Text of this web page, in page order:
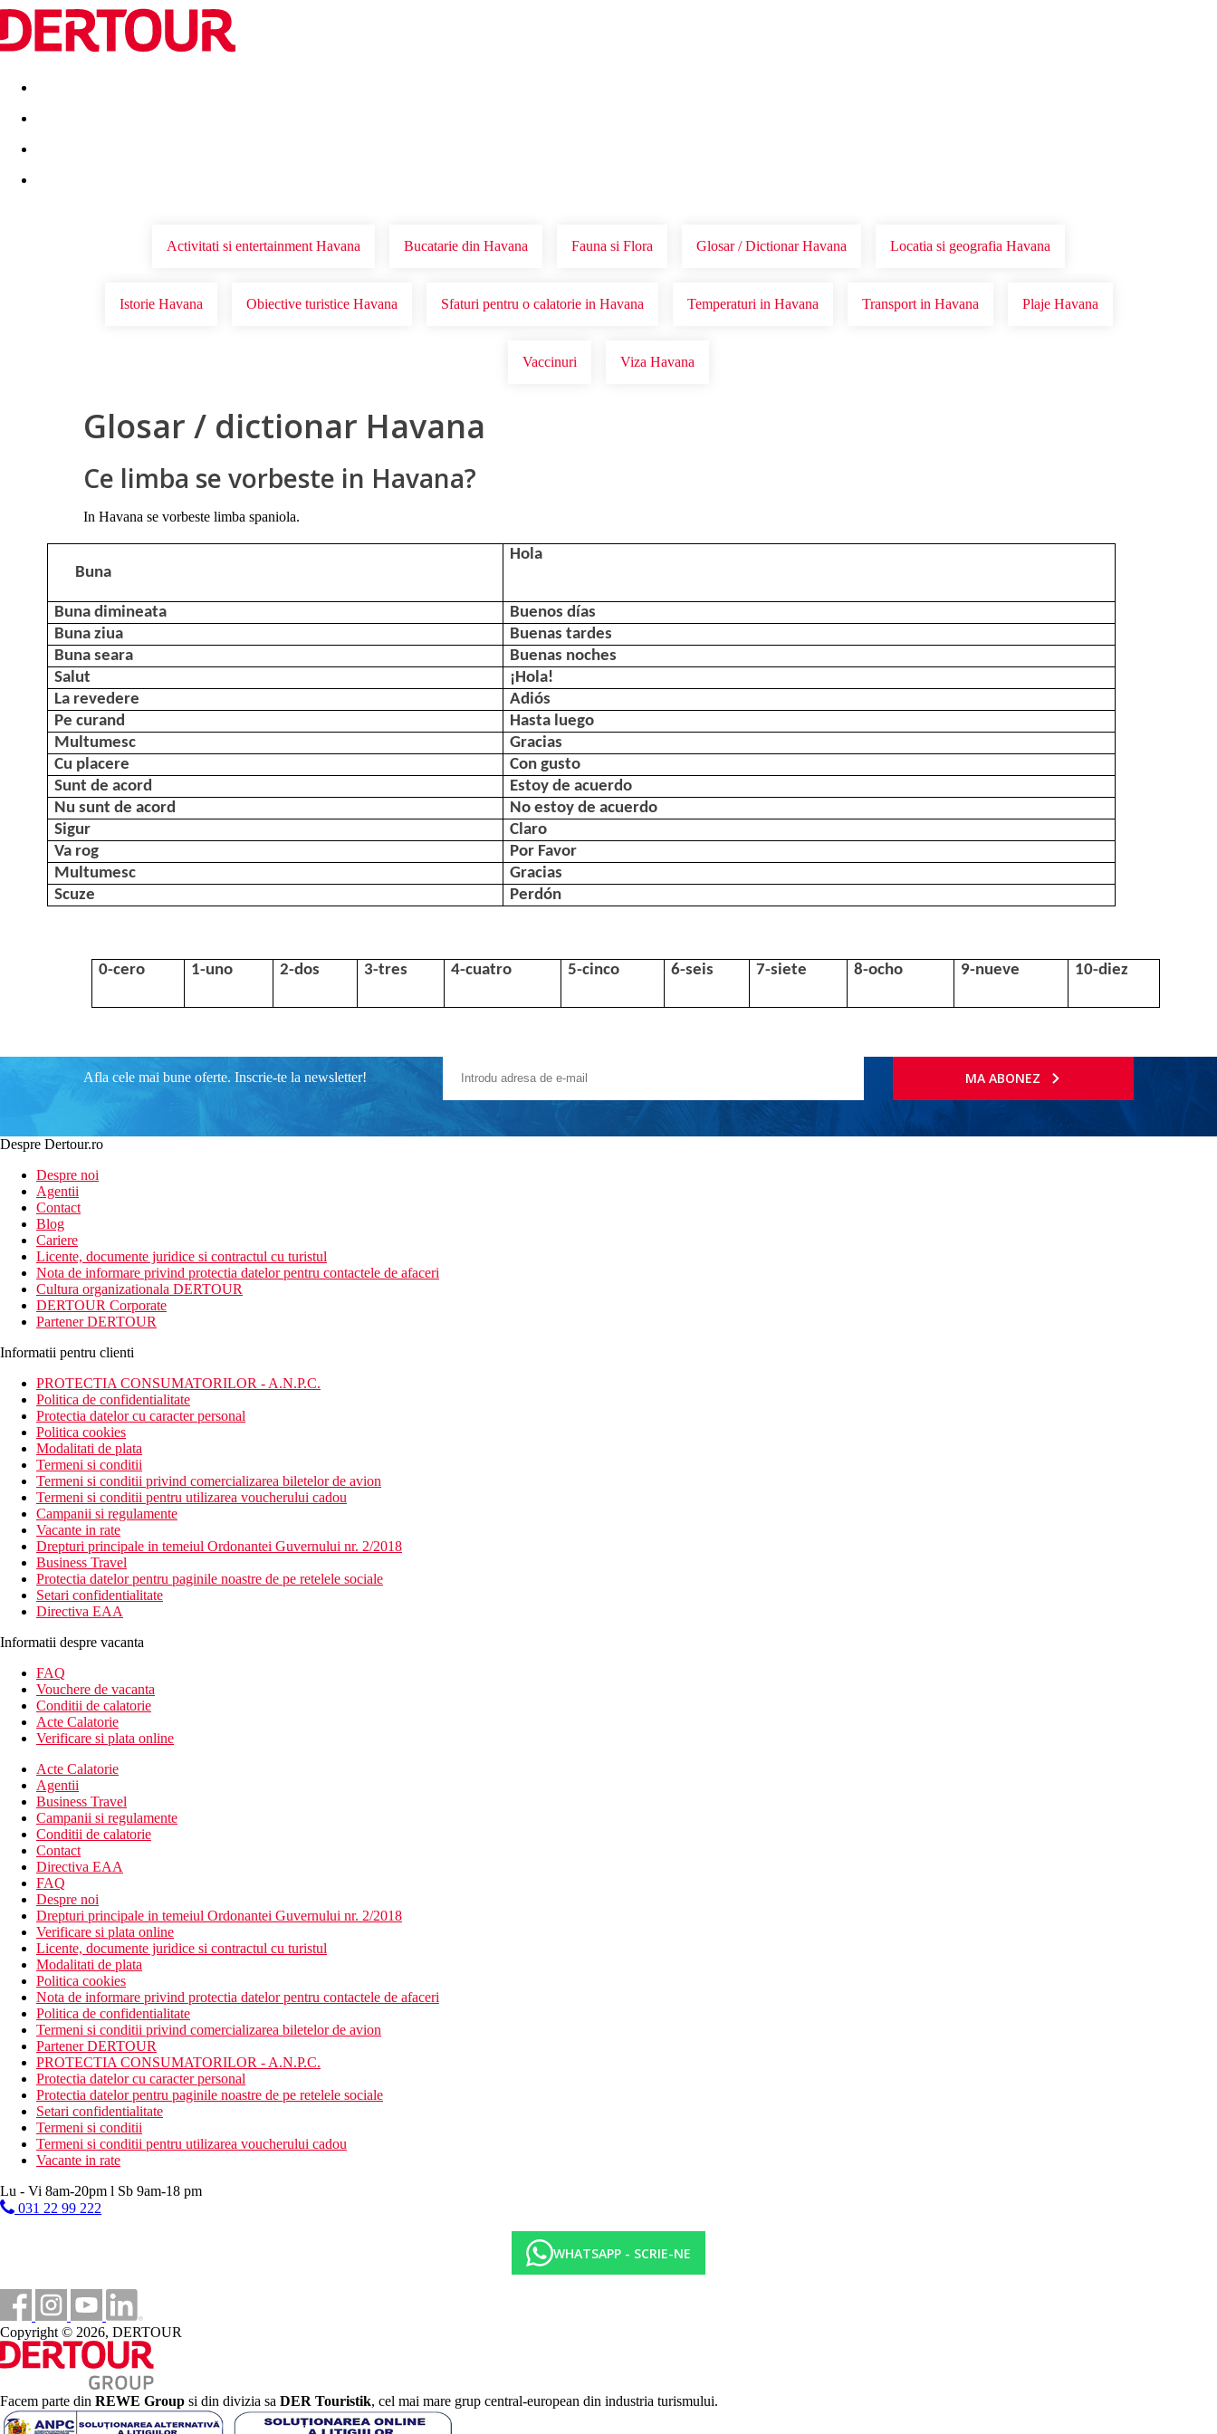
Destinatii Vacanta perfecta OFERTE DE NERATAT
Activitati si entertainment Havana Bucatarie din Havana Fauna si Flora Glosar / Dictionar Havana Locatia si geografia Havana
Istorie Havana Obiective turistice Havana Sfaturi pentru o calatorie in Havana Temperaturi in Havana Transport in Havana Plaje Havana
Vaccinuri Viza Havana
Glosar / dictionar Havana
Ce limba se vorbeste in Havana?
In Havana se vorbeste limba spaniola.
Buna
Hola
Buna dimineata
Buenos días
Buna ziua
Buenas tardes
Buna seara
Buenas noches
Salut
¡Hola!
La revedere
Adiós
Pe curand
Hasta luego
Multumesc
Gracias
Cu placere
Con gusto
Sunt de acord
Estoy de acuerdo
Nu sunt de acord
No estoy de acuerdo
Sigur
Claro
Va rog
Por Favor
Multumesc
Gracias
Scuze
Perdón
0-cero 1-uno 2-dos 3-tres 4-cuatro 5-cinco 6-seis 7-siete 8-ocho 9-nueve 10-diez
Afla cele mai bune oferte. Inscrie-te la newsletter! MA ABONEZ
Despre Dertour.ro
Despre noi
Agentii
Contact
Blog
Cariere
Licente, documente juridice si contractul cu turistul
Nota de informare privind protectia datelor pentru contactele de afaceri
Cultura organizationala DERTOUR
DERTOUR Corporate
Partener DERTOUR
Informatii pentru clienti
PROTECTIA CONSUMATORILOR - A.N.P.C.
Politica de confidentialitate
Protectia datelor cu caracter personal
Politica cookies
Modalitati de plata
Termeni si conditii
Termeni si conditii privind comercializarea biletelor de avion
Termeni si conditii pentru utilizarea voucherului cadou
Campanii si regulamente
Vacante in rate
Drepturi principale in temeiul Ordonantei Guvernului nr. 2/2018
Business Travel
Protectia datelor pentru paginile noastre de pe retelele sociale
Setari confidentialitate
Directiva EAA
Informatii despre vacanta
FAQ
Vouchere de vacanta
Conditii de calatorie
Acte Calatorie
Verificare si plata online
Acte Calatorie
Agentii
Business Travel
Campanii si regulamente
Conditii de calatorie
Contact
Directiva EAA
FAQ
Despre noi
Drepturi principale in temeiul Ordonantei Guvernului nr. 2/2018
Verificare si plata online
Licente, documente juridice si contractul cu turistul
Modalitati de plata
Politica cookies
Nota de informare privind protectia datelor pentru contactele de afaceri
Politica de confidentialitate
Termeni si conditii privind comercializarea biletelor de avion
Partener DERTOUR
PROTECTIA CONSUMATORILOR - A.N.P.C.
Protectia datelor cu caracter personal
Protectia datelor pentru paginile noastre de pe retelele sociale
Setari confidentialitate
Termeni si conditii
Termeni si conditii pentru utilizarea voucherului cadou
Vacante in rate
Lu - Vi 8am-20pm l Sb 9am-18 pm
031 22 99 222
WHATSAPP - SCRIE-NE
Copyright © 2026, DERTOUR
Facem parte din REWE Group si din divizia sa DER Touristik, cel mai mare grup central-european din industria turismului.